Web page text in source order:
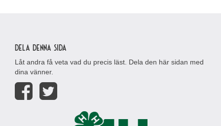
Dela denna sida
Låt andra få veta vad du precis läst. Dela den här sidan med
dina vänner.